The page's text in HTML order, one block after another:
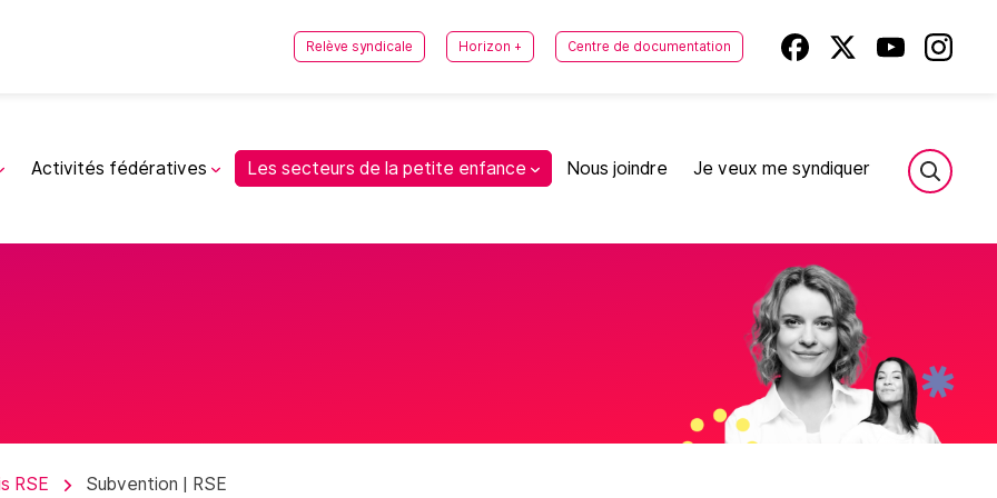
Relève syndicale Horizon + Centre de documentation
Activités fédératives Les secteurs de la petite enfance Nous joindre Je veux me syndiquer
RSE Subvention | RSE